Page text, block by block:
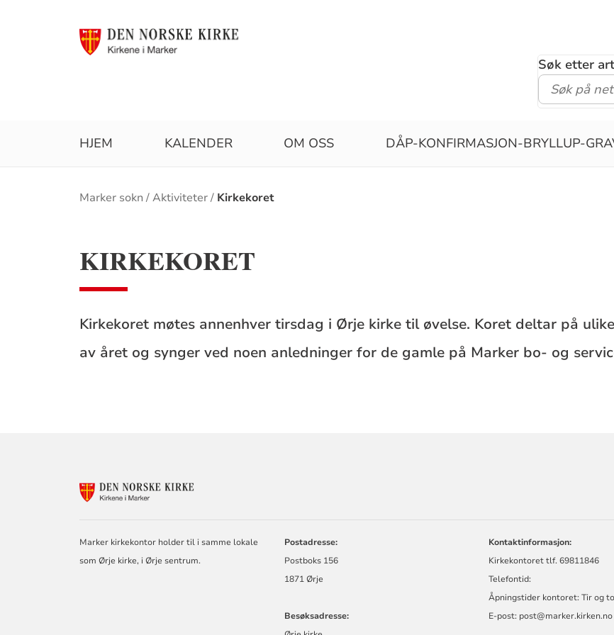
Søk etter
HJEM KALENDER OM OSS DÅP-KONFIRMASJON-BRYLLUP-
Brødsmulesti
Marker sokn Aktiviteter Kirkekoret
KIRKEKORET
Kirkekoret møtes annenhver tirsdag i Ørje kirke til øvelse. Koret deltar på
av året og synger ved noen anledninger for de gamle på Marker bo- og
Marker kirkekontor holder til i samme lokale
som Ørje kirke, i Ørje sentrum.
Postadresse:
Postboks 156
1871 Ørje
Besøksadresse:
Kontaktinformasjon:
Kirkekontoret tlf. 69811846
Telefontid:
Åpningstider kontoret: Tir og
E-post: post@marker.kirken.no